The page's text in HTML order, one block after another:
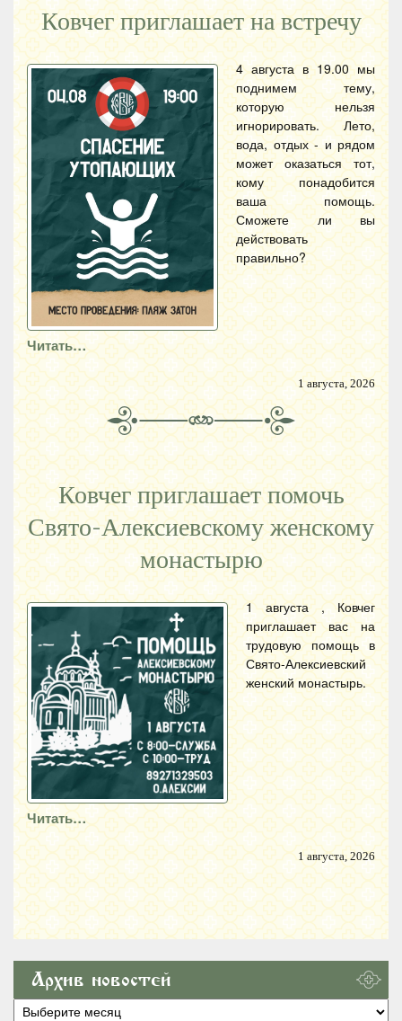
Ковчег приглашает на встречу
4 августа в 19.00 мы
поднимем тему,
которую нельзя
игнорировать. Лето,
вода, отдых - и рядом
может оказаться тот,
кому понадобится
ваша помощь.
Сможете ли вы
действовать
правильно?
Читать…
1 августа, 2026
Ковчег приглашает помочь
Свято-Алексиевскому женскому
монастырю
1 августа , Ковчег
приглашает вас на
трудовую помощь в
Свято-Алексиевский
женский монастырь.
Читать…
1 августа, 2026
Архив новостей
Архив